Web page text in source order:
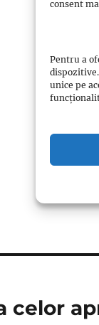
consent
Pentru a
unice pe
celor